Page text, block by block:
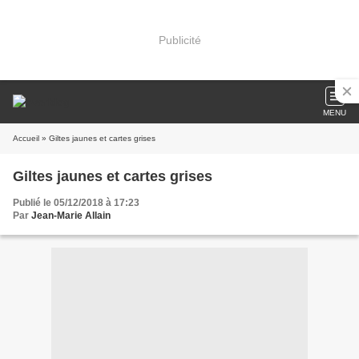
Publicité
MENU
Accueil » Giltes jaunes et cartes grises
Giltes jaunes et cartes grises
Publié le 05/12/2018 à 17:23
Par Jean-Marie Allain